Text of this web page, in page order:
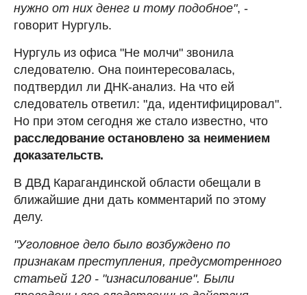
нужно от них денег и тому подобное", -
говорит Нургуль.
Нургуль из офиса "Не молчи" звонила
следователю. Она поинтересовалась,
подтвердил ли ДНК-анализ. На что ей
следователь ответил: "да, идентифицировал".
Но при этом сегодня же стало известно, что
расследование остановлено за неимением
доказательств.
В ДВД Карагандинской области обещали в
ближайшие дни дать комментарий по этому
делу.
"Уголовное дело было возбуждено по
признакам преступления, предусмотренного
статьей 120 - "изнасилование". Были